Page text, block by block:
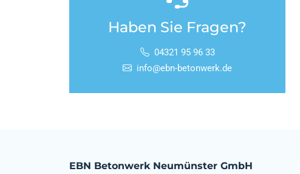
Haben Sie Fragen?
04321 95 96 33
info@ebn-betonwerk.de
EBN Betonwerk Neumünster GmbH